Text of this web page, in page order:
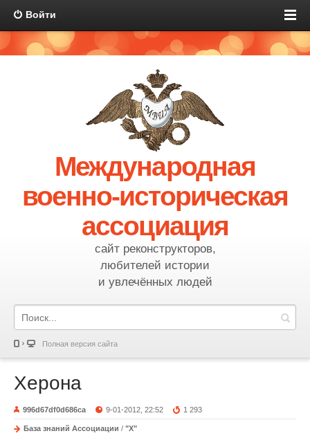
Войти
Международная
военно-историческая
ассоциация
сайт реконструкторов,
любителей истории
и увлечённых людей
Полная версия сайта
Херона
996d67df0d686ca 9-01-2012, 22:52 1 293
База знаний Ассоциации / "Х"